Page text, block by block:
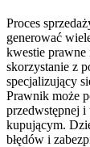
Proces
generować
kwestie
skorzystanie z
specjalizujący
Prawnik może
przedwstępnej i
kupującym.
błędów i